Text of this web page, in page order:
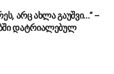
არც ახლა გაუშვი…“ –
დატრიალებულ